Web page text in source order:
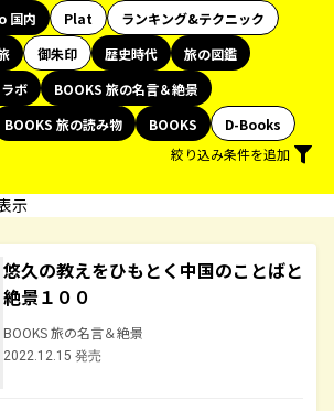
国内 Plat
ランキング&テクニック
御朱印 歴史時代
旅の図鑑
ボ
BOOKS 旅の名言＆絶景
BOOKS 旅の読み物 BOOKS
D-Books
絞り込み条件を追加
示
悠久の教えをひもとく中国のことばと
絶景１００
BOOKS 旅の名言＆絶景
2022.12.15 発売